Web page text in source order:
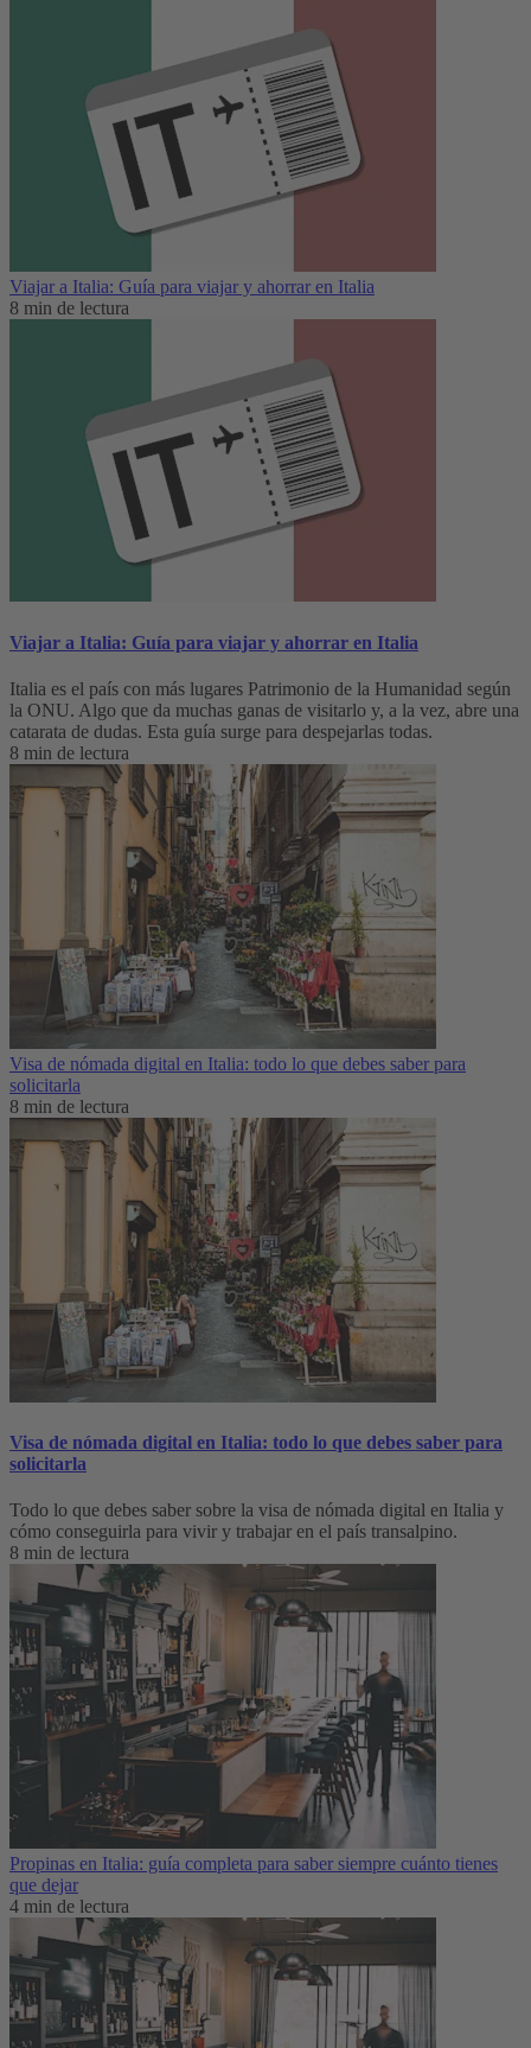
Viajar a Italia: Guía para viajar y ahorrar en Italia
8 min de lectura
Viajar a Italia: Guía para viajar y ahorrar en Italia
Italia es el país con más lugares Patrimonio de la Humanidad según
la ONU. Algo que da muchas ganas de visitarlo y, a la vez, abre una
catarata de dudas. Esta guía surge para despejarlas todas.
8 min de lectura
Visa de nómada digital en Italia: todo lo que debes saber para
solicitarla
8 min de lectura
Visa de nómada digital en Italia: todo lo que debes saber para
solicitarla
Todo lo que debes saber sobre la visa de nómada digital en Italia y
cómo conseguirla para vivir y trabajar en el país transalpino.
8 min de lectura
Propinas en Italia: guía completa para saber siempre cuánto tienes
que dejar
4 min de lectura